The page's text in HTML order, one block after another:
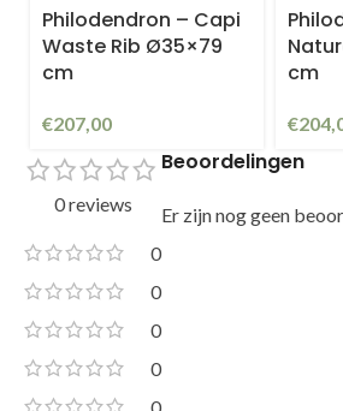
Philodendron – Capi
Waste Rib Ø35×79
cm
€207,00
cm
€
0 reviews
0
0
0
0
0
Beoordelingen
Er zijn nog geen